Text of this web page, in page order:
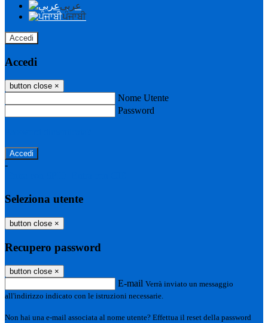
عربى
ਪੰਜਾਬੀ
Accedi
Accedi
button close ×
Nome Utente
Password
-
Seleziona utente
button close ×
Recupero password
button close ×
E-mail Verrà inviato un messaggio
all'indirizzo indicato con le istruzioni necessarie.
Non hai una e-mail associata al nome utente? Effettua il reset della password